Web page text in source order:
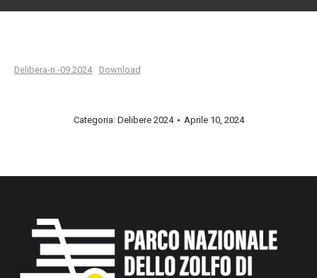
Delibera-n.-09.2024 Download
Categoria: Delibere 2024 Aprile 10, 2024